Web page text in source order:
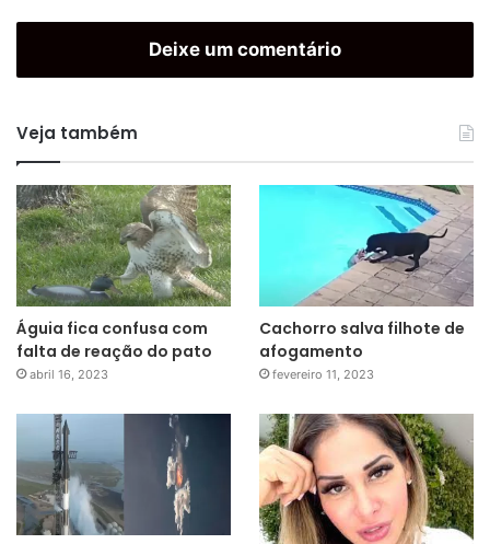
Deixe um comentário
Veja também
Águia fica confusa com
falta de reação do pato
abril 16, 2023
Cachorro salva filhote de
afogamento
fevereiro 11, 2023